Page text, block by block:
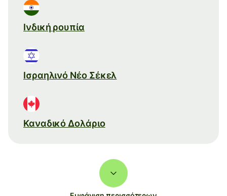
Ινδική ρουπία
Ισραηλινό Νέο Σέκελ
Καναδικό Δολάριο